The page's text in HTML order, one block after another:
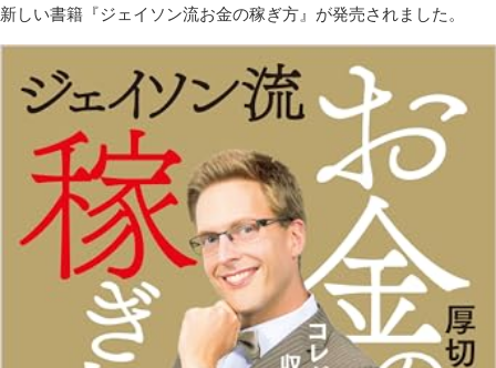
新しい書籍『ジェイソン流お金の稼ぎ方』が発売されました。